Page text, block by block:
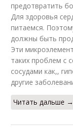
предотвратить
Для здоровья
питаемся.
должны быть
Эти
таких проблем с
сосудами как,,
другие
Читать дальше →